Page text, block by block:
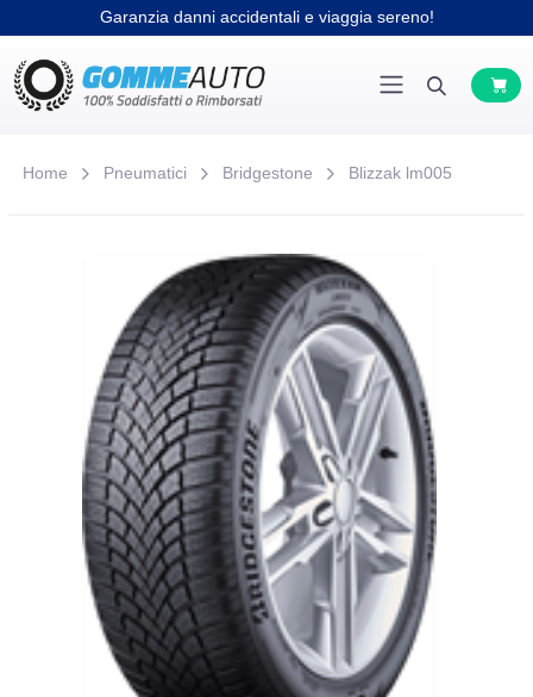
Garanzia danni accidentali e viaggia sereno!
Home Pneumatici Bridgestone Blizzak lm005